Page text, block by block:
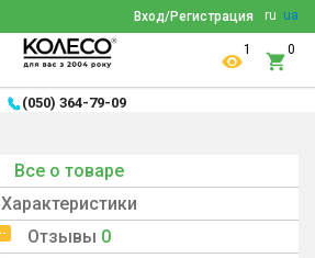
ru ua
Вход/Регистрация
1 0
(050) 364-79-09
Все о товаре
Характеристики
Отзывы 0